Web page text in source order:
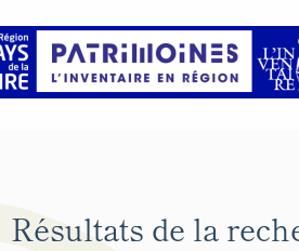
Résultats de la